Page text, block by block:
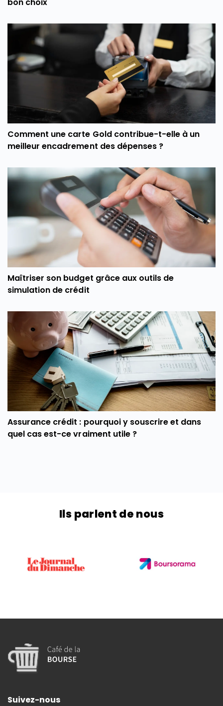
bon choix
Comment une carte Gold contribue-t-elle à un
meilleur encadrement des dépenses ?
Maîtriser son budget grâce aux outils de
simulation de crédit
Assurance crédit : pourquoi y souscrire et dans
quel cas est-ce vraiment utile ?
Ils parlent de nous
Suivez-nous